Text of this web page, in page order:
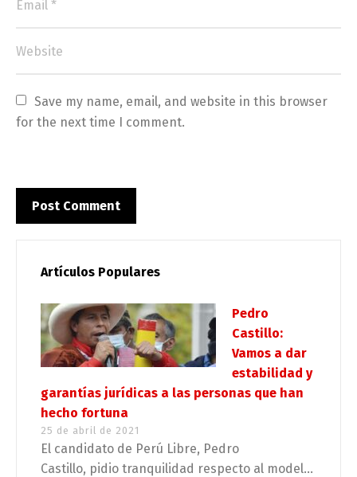
Save my name, email, and website in this browser
for the next time I comment.
Artículos Populares
Pedro
Castillo:
Vamos a dar
estabilidad y
garantías jurídicas a las personas que han
hecho fortuna
25 de abril de 2021
El candidato de Perú Libre, Pedro
Castillo, pidio tranquilidad respecto al model...